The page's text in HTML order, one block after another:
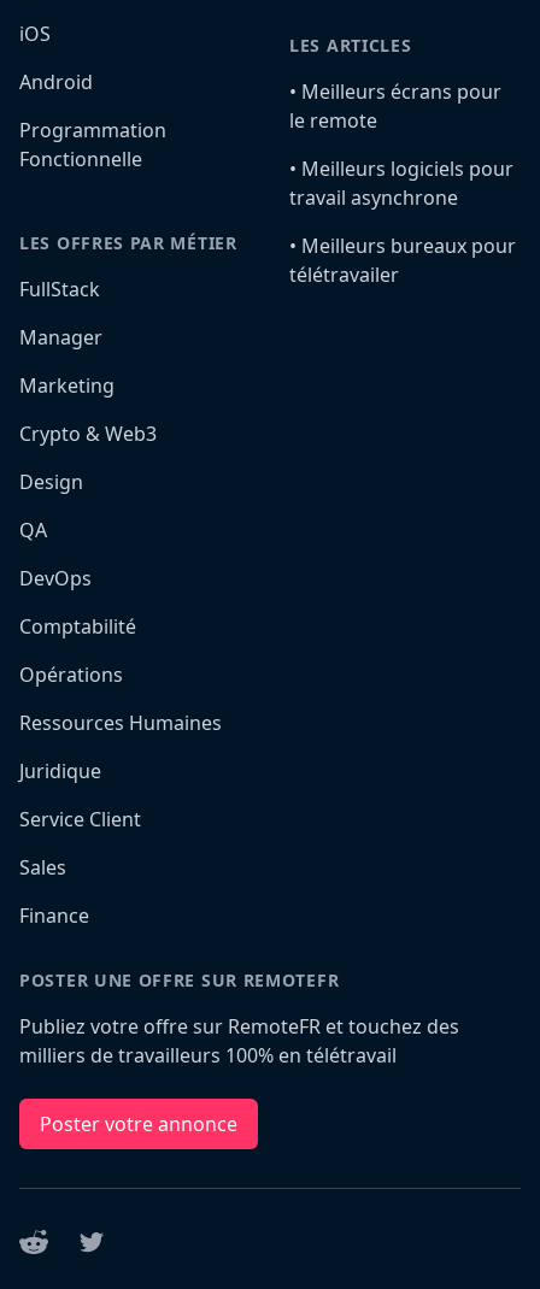
iOS
Android
Programmation
Fonctionnelle
LES OFFRES PAR MÉTIER
FullStack
Manager
Marketing
Crypto & Web3
Design
QA
DevOps
Comptabilité
Opérations
Ressources Humaines
Juridique
Service Client
Sales
Finance
LES ARTICLES
•️ Meilleurs écrans pour
le remote
•️ Meilleurs logiciels pour
travail asynchrone
•️ Meilleurs bureaux pour
télétravailer
POSTER UNE OFFRE SUR REMOTEFR
Publiez votre offre sur RemoteFR et touchez des
milliers de travailleurs 100% en télétravail
Poster votre annonce
Reddit Twitter